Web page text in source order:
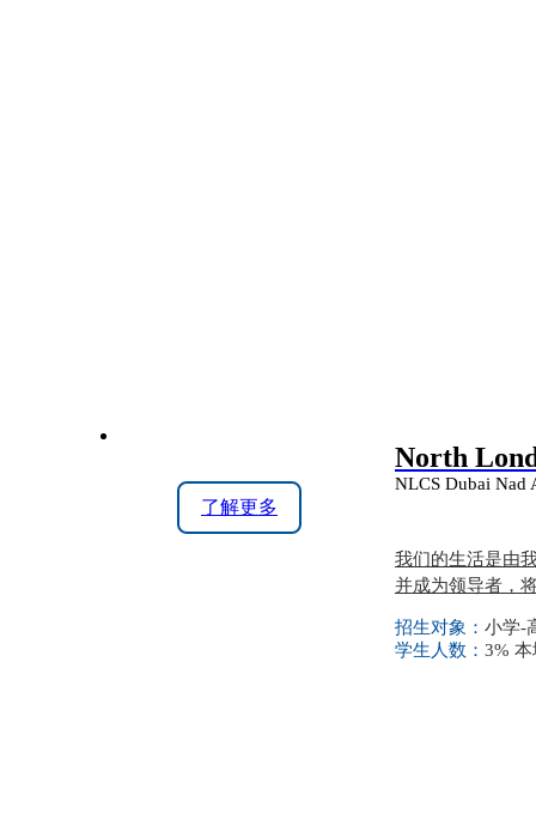
了解更多
North
NLCS Dubai Nad
我们的生活是由
并成为领导者，
招生对象： 小学-
学生人数： 3%